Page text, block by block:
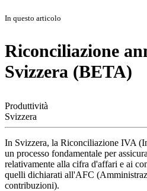
In questo articolo
Riconciliazione
Svizzera (BETA)
Produttività
Svizzera
In Svizzera, la Riconciliazione IVA
un processo fondamentale per
relativamente alla cifra d'affari e ai
quelli dichiarati all'AFC
contribuzioni).